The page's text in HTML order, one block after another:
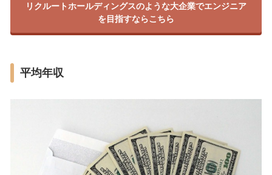
リクルートホールディングスのような大企業でエンジニア
を目指すならこちら
平均年収